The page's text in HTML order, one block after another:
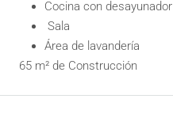
Cocina con desayunador
Sala
Área de lavandería
65 m² de Construcción